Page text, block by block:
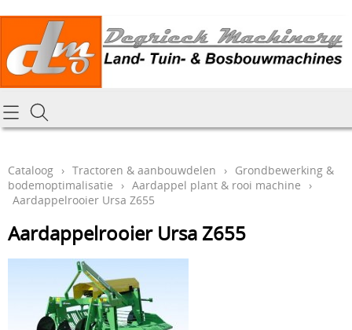
Homepagina
Tractoren & aanbouwdelen
Graafmachines & grondverzet
Generatoren
Specifiek materiaal en actieproducten
Hoe online bestellen
Mijn bestelling laten leveren
Draai-en freeswerk
Onze Repairshop Diensten
Cataloog › Tractoren & aanbouwdelen › Grondbewerking &
bodemoptimalisatie
› Aardappel plant & rooi machine
›
Aardappelrooier Ursa Z655
Aardappelrooier Ursa Z655